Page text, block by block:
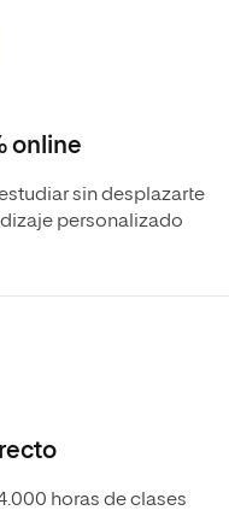
online
sin desplazarte
personalizado
horas de clases